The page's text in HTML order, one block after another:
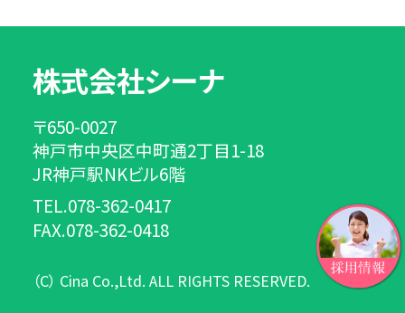
株式会社シーナ
〒650-0027
神戸市中央区中町通2丁目1-18
JR神戸駅NKビル6階
TEL.078-362-0417
FAX.078-362-0418
（C） Cina Co.,Ltd. ALL RIGHTS RESERVED.